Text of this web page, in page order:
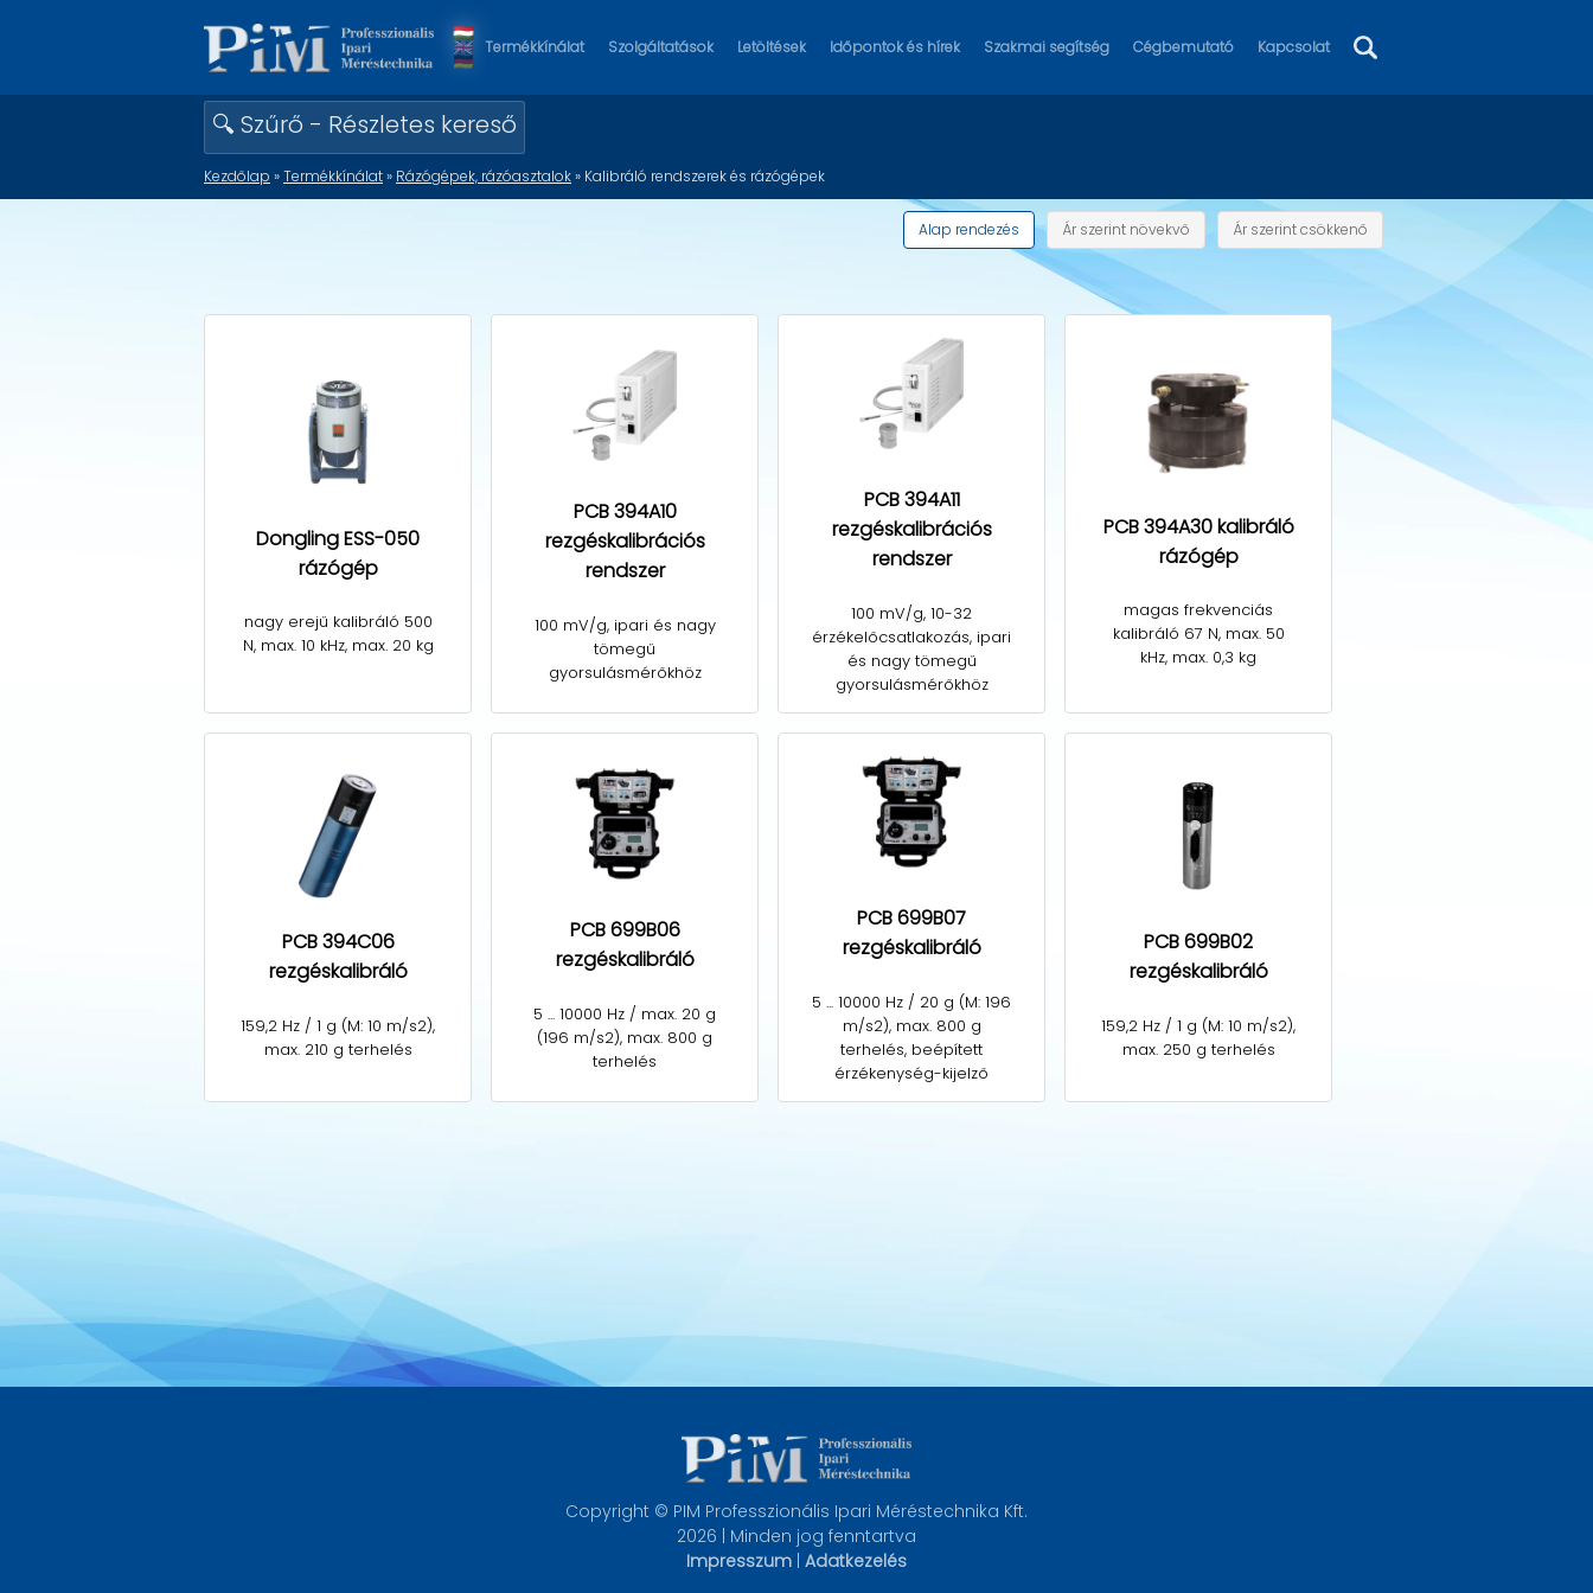
Termékkínálat Szolgáltatások Letöltések Időpontok és hírek Szakmai segítség Cégbemutató Kapcsolat
🔍 Szűrő - Részletes kereső
Kezdőlap »Termékkínálat» Rázógépek, rázóasztalok» Kalibráló rendszerek és rázógépek
Alap rendezés Ár szerint növekvő Ár szerint csökkenő
Dongling ESS-050
rázógép
nagy erejű kalibráló 500
N, max. 10 kHz, max. 20 kg
PCB 394A10
rezgéskalibrációs
rendszer
100 mV/g, ipari és nagy
tömegű
gyorsulásmérőkhöz
PCB 394A11
rezgéskalibrációs
rendszer
100 mV/g, 10-32
érzékelőcsatlakozás, ipari
és nagy tömegű
gyorsulásmérőkhöz
PCB 394A30 kalibráló
rázógép
magas frekvenciás
kalibráló 67 N, max. 50
kHz, max. 0,3 kg
PCB 394C06
rezgéskalibráló
159,2 Hz / 1 g (M: 10 m/s2),
max. 210 g terhelés
PCB 699B06
rezgéskalibráló
5 ... 10000 Hz / max. 20 g
(196 m/s2), max. 800 g
terhelés
PCB 699B07
rezgéskalibráló
5 ... 10000 Hz / 20 g (M: 196
m/s2), max. 800 g
terhelés, beépített
érzékenység-kijelző
PCB 699B02
rezgéskalibráló
159,2 Hz / 1 g (M: 10 m/s2),
max. 250 g terhelés
Copyright © PIM Professzionális Ipari Méréstechnika Kft.
2026 | Minden jog fenntartva
Impresszum | Adatkezelés